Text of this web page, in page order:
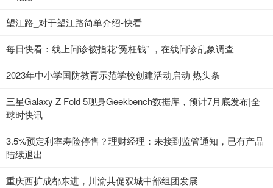
望江路_对于望江路简单介绍-快看
每日快看：线上问诊被指花“冤枉钱” ，在线问诊乱象调查
2023年中小学国防教育示范学校创建活动启动 热头条
三星Galaxy Z Fold 5现身Geekbench数据库，预计7月底发布|全
球时快讯
3.5%预定利率寿险停售？理财经理：未接到监管通知，已有产品
陆续退出
重庆西扩成都东进，川渝共促双城中部组团发展